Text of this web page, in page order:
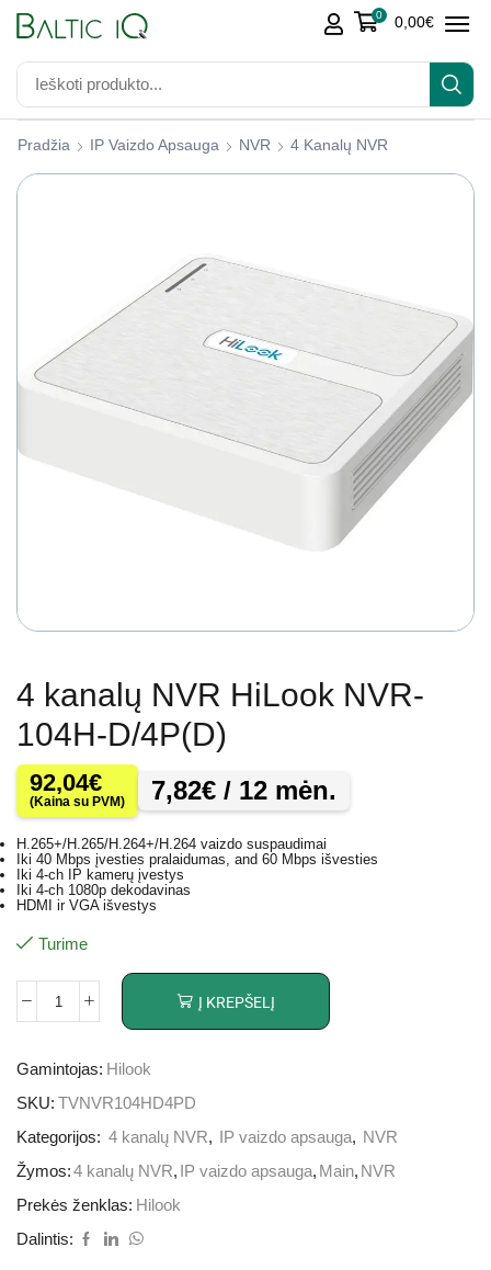
0 0,00€
Pradžia IP Vaizdo Apsauga NVR 4 Kanalų NVR
4 kanalų NVR HiLook NVR-
104H-D/4P(D)
92,04€
(Kaina su PVM) 7,82€ / 12 mėn.
H.265+/H.265/H.264+/H.264 vaizdo suspaudimai
Iki 40 Mbps įvesties pralaidumas, and 60 Mbps išvesties
Iki 4-ch IP kamerų įvestys
Iki 4-ch 1080p dekodavinas
HDMI ir VGA išvestys
Turime
Į KREPŠELĮ
Gamintojas: Hilook
SKU: TVNVR104HD4PD
Kategorijos: 4 kanalų NVR, IP vaizdo apsauga, NVR
Žymos:4 kanalų NVR, IP vaizdo apsauga, Main, NVR
Prekės ženklas: Hilook
Dalintis: